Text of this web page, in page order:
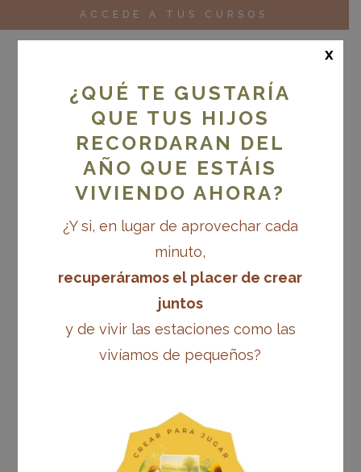
ACCEDE A TUS CURSOS
ASESORAMIENTO
¿QUÉ TE GUSTARÍA
QUE TUS HIJOS
RECORDARAN DEL
AÑO QUE ESTÁIS
VIVIENDO AHORA?
¿Y si, en lugar de aprovechar cada
minuto,
recuperáramos el placer de crear
juntos
y de vivir las estaciones como las
vivíamos de pequeños?
x